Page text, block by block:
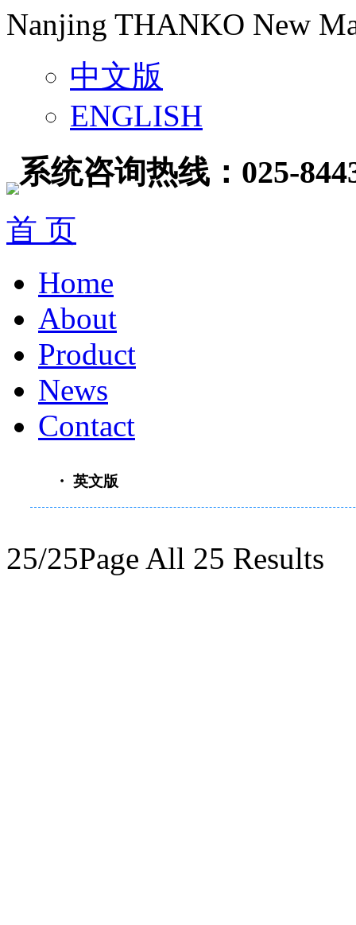
Nanjing THANKO New
中文版
ENGLISH
系统咨询热线：025-
首 页
Home
About
Product
News
Contact
・ 英文版
25/25Page All 25 Results